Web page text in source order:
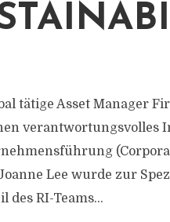
tätige Asset Manager
verantwortungsvolles
Lee wurde zur
des RI-Teams...